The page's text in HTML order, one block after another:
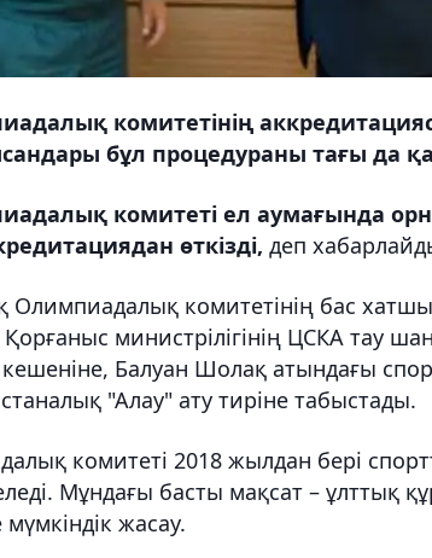
комитетінің
бұл процедураны тағы да
комитеті ел аумағында
өткізді, деп
Олимпиадалық комитетінің бас
министрілігінің ЦСКА тау
Балуан Шолақ атындағы
"Алау" ату тиріне табыстады.
комитеті 2018 жылдан бері
Мұндағы басты мақсат – ұлттық
жасау.